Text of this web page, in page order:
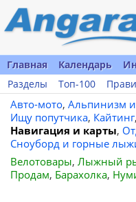
Главная Календарь
Разделы
Топ-100
Авто-мото, Альпинизм и
Ищу попутчика, Кайтинг,
Навигация и карты,
Сноуборд и горные
Велотовары, Лыжный
Продам, Барахолка,